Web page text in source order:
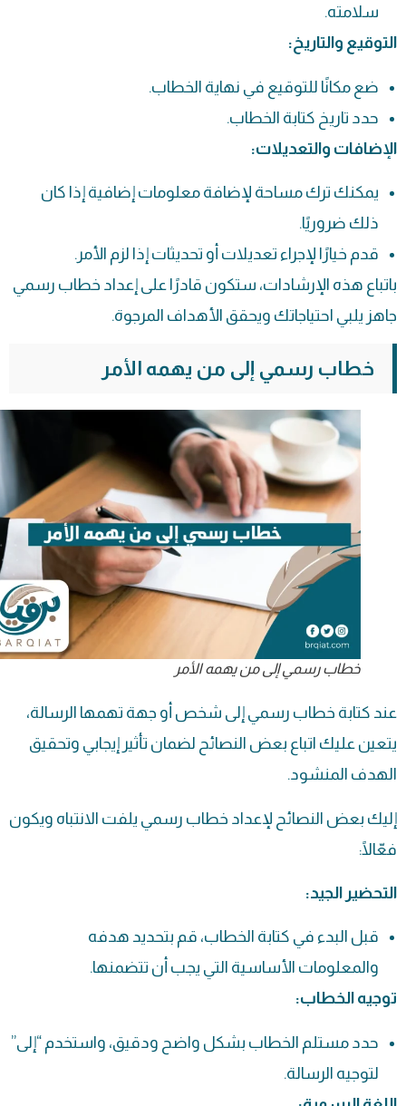
سلامته.
التوقيع والتاريخ:
ضع مكانًا للتوقيع في نهاية الخطاب.
حدد تاريخ كتابة الخطاب.
الإضافات والتعديلات:
يمكنك ترك مساحة لإضافة معلومات إضافية إذا كان
ذلك ضروريًا.
قدم خيارًا لإجراء تعديلات أو تحديثات إذا لزم الأمر.
باتباع هذه الإرشادات، ستكون قادرًا على إعداد خطاب رسمي
جاهز يلبي احتياجاتك ويحقق الأهداف المرجوة.
خطاب رسمي إلى من يهمه الأمر
خطاب رسمي إلى من يهمه الأمر
عند كتابة خطاب رسمي إلى شخص أو جهة تهمها الرسالة،
يتعين عليك اتباع بعض النصائح لضمان تأثير إيجابي وتحقيق
الهدف المنشود.
إليك بعض النصائح لإعداد خطاب رسمي يلفت الانتباه ويكون
فعّالًا:
التحضير الجيد:
قبل البدء في كتابة الخطاب، قم بتحديد هدفه
والمعلومات الأساسية التي يجب أن تتضمنها.
توجيه الخطاب:
حدد مستلم الخطاب بشكل واضح ودقيق، واستخدم “إلى”
لتوجيه الرسالة.